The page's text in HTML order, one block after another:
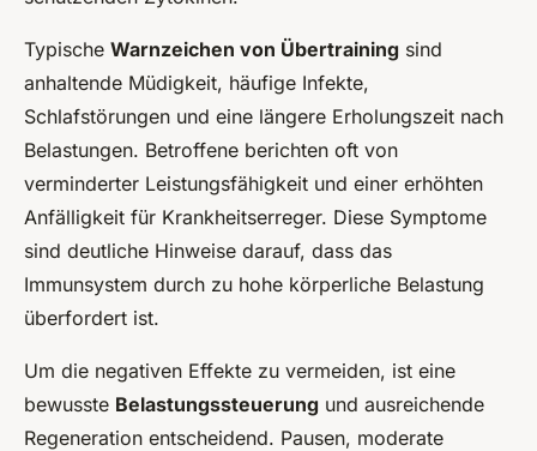
Typische Warnzeichen von Übertraining sind
anhaltende Müdigkeit, häufige Infekte,
Schlafstörungen und eine längere Erholungszeit nach
Belastungen. Betroffene berichten oft von
verminderter Leistungsfähigkeit und einer erhöhten
Anfälligkeit für Krankheitserreger. Diese Symptome
sind deutliche Hinweise darauf, dass das
Immunsystem durch zu hohe körperliche Belastung
überfordert ist.
Um die negativen Effekte zu vermeiden, ist eine
bewusste Belastungssteuerung und ausreichende
Regeneration entscheidend. Pausen, moderate